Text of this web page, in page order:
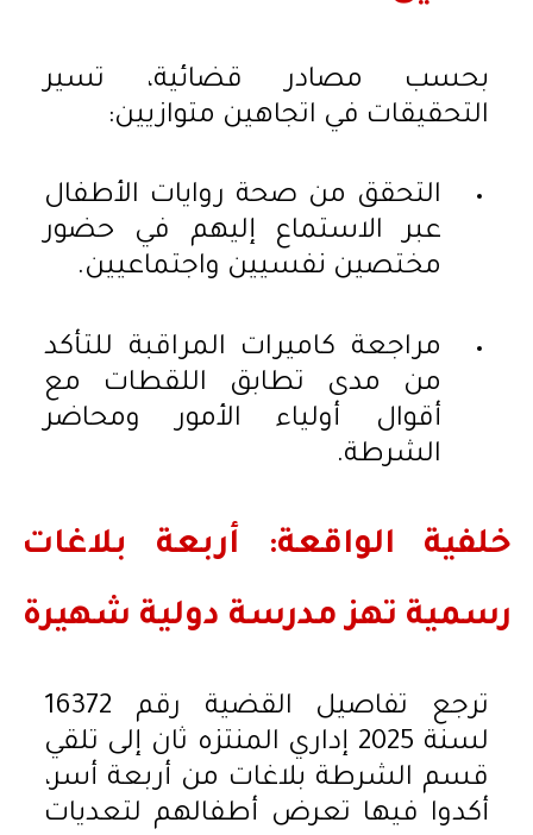
بحسب مصادر قضائية، تسير
التحقيقات في اتجاهين متوازيين:
التحقق من صحة روايات الأطفال
عبر الاستماع إليهم في حضور
مختصين نفسيين واجتماعيين.
مراجعة كاميرات المراقبة للتأكد
من مدى تطابق اللقطات مع
أقوال أولياء الأمور ومحاضر
الشرطة.
خلفية الواقعة: أربعة بلاغات
رسمية تهز مدرسة دولية شهيرة
ترجع تفاصيل القضية رقم 16372
لسنة 2025 إداري المنتزه ثان إلى تلقي
قسم الشرطة بلاغات من أربعة أسر،
أكدوا فيها تعرض أطفالهم لتعديات